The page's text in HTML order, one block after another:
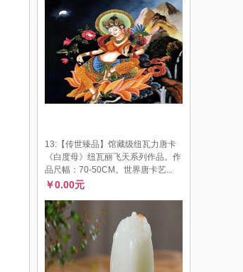
13:【传世臻品】馆藏级纽瓦力唐卡
《白度母》纽瓦丽飞天系列作品。作
品尺幅：70-50CM。世界唐卡艺...
￥0.00元